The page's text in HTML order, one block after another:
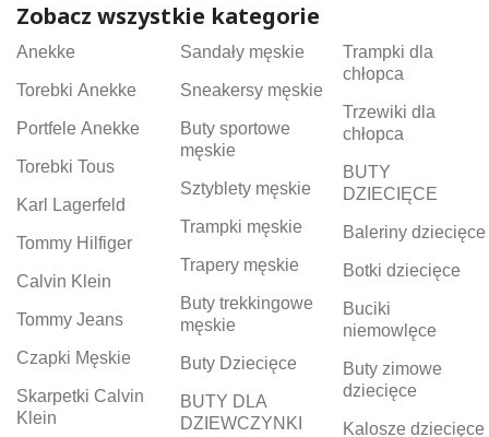
Zobacz wszystkie kategorie
Anekke
Torebki Anekke
Portfele Anekke
Torebki Tous
Karl Lagerfeld
Tommy Hilfiger
Calvin Klein
Tommy Jeans
Czapki Męskie
Skarpetki Calvin
Klein
Sandały męskie
Sneakersy męskie
Buty sportowe
męskie
Sztyblety męskie
Trampki męskie
Trapery męskie
Buty trekkingowe
męskie
Buty Dziecięce
BUTY DLA
DZIEWCZYNKI
Trampki dla
chłopca
Trzewiki dla
chłopca
BUTY
DZIECIĘCE
Baleriny dziecięce
Botki dziecięce
Buciki
niemowlęce
Buty zimowe
dziecięce
Kalosze dziecięce